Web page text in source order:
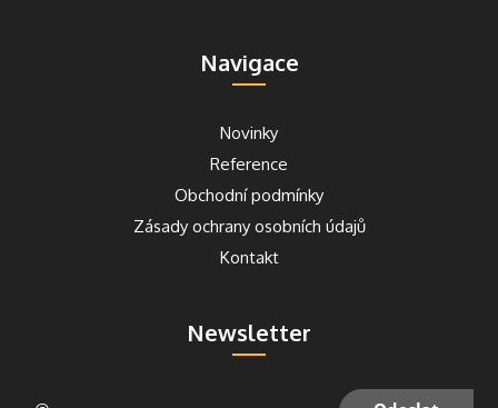
Navigace
Novinky
Reference
Obchodní podmínky
Zásady ochrany osobních údajů
Kontakt
Newsletter